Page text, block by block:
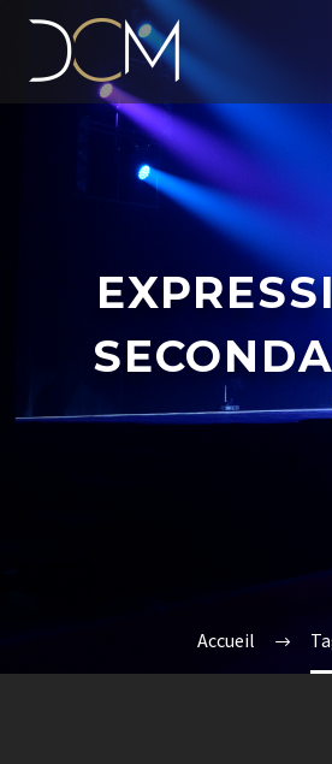
Accueil